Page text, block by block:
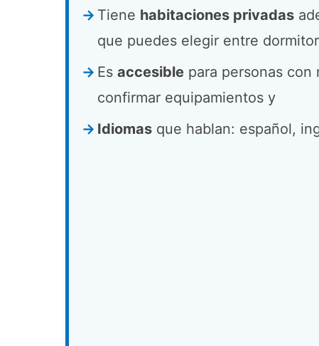
Tiene habitaciones privadas
que puedes elegir entre
Es accesiblepara personas con
confirmar equipamientos y
Idiomasque hablan: español,